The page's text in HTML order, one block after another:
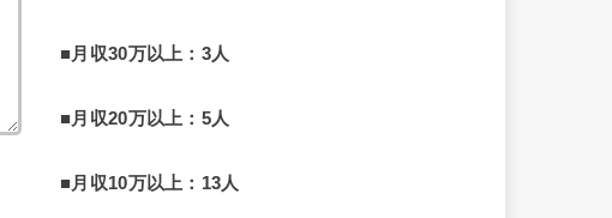
■月収30万以上：3人
■月収20万以上：5人
■月収10万以上：13人